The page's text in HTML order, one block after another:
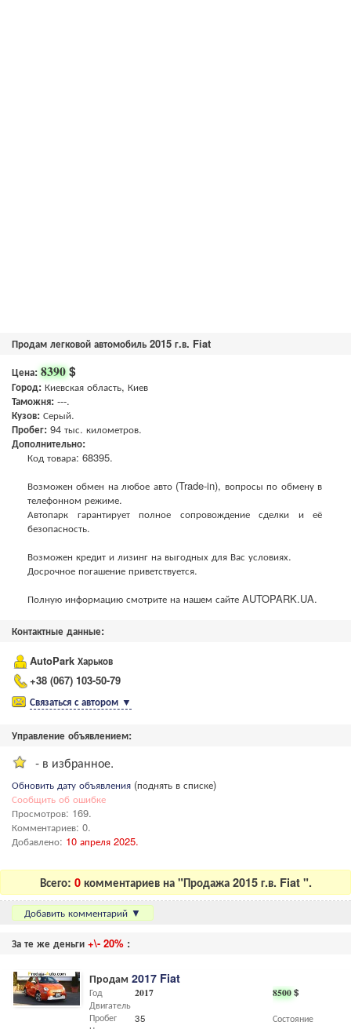
Продам легковой автомобиль 2015 г.в. Fiat
Цена: 8390$
Город: Киевская область, Киев
Таможня: ---.
Кузов: Серый.
Пробег: 94 тыс. километров.
Дополнительно:
Код товара: 68395.
Возможен обмен на любое авто (Trade-in), вопросы по обмену в
телефонном режиме.
Автопарк гарантирует полное сопровождение сделки и её
безопасность.
Возможен кредит и лизинг на выгодных для Вас условиях.
Досрочное погашение приветствуется.
Полную информацию смотрите на нашем сайте AUTOPARK.UA.
Контактные данные:
AutoPark Харьков
+38 (067) 103-50-79
Связаться с автором ▼
Управление объявлением:
- в избранное.
Обновить дату объявления (поднять в списке)
Сообщить об ошибке
Просмотров: 169.
Комментариев: 0.
Добавлено: 10 апреля 2025.
Всего: 0 комментариев на "Продажа 2015 г.в. Fiat ".
Добавить комментарий ▼
За те же деньги +\- 20% :
Продам 2017 Fiat
8500$
Состояние
Год
Двигатель
Пробег
2017
35